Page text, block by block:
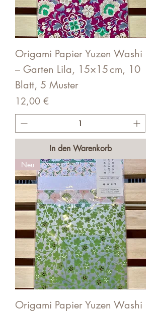
Origami Papier Yuzen Washi
– Garten Lila, 15×15 cm, 10
Blatt, 5 Muster
Preis
12,00 €
In den Warenkorb
Neu
Origami Papier Yuzen Washi